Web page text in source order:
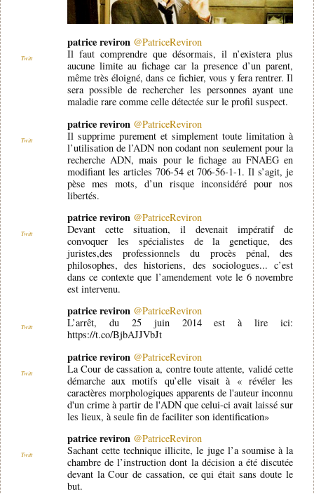
Twitt
patrice reviron @PatriceReviron
Il faut comprendre que désormais, il n’existera plus
aucune limite au fichage car la presence d’un parent,
même très éloigné, dans ce fichier, vous y fera rentrer. Il
sera possible de rechercher les personnes ayant une
maladie rare comme celle détectée sur le profil suspect.
Twitt
patrice reviron @PatriceReviron
Il supprime purement et simplement toute limitation à
l’utilisation de l’ADN non codant non seulement pour la
recherche ADN, mais pour le fichage au FNAEG en
modifiant les articles 706-54 et 706-56-1-1. Il s’agit, je
pèse mes mots, d’un risque inconsidéré pour nos
libertés.
Twitt
patrice reviron @PatriceReviron
Devant cette situation, il devenait impératif de
convoquer les spécialistes de la genetique, des
juristes,des professionnels du procès pénal, des
philosophes, des historiens, des sociologues... c’est
dans ce contexte que l’amendement vote le 6 novembre
est intervenu.
Twitt
patrice reviron @PatriceReviron
L’arrêt, du 25 juin 2014 est à lire ici:
https://t.co/BjbAJJVbJt
Twitt
patrice reviron @PatriceReviron
La Cour de cassation a, contre toute attente, validé cette
démarche aux motifs qu’elle visait à « révéler les
caractères morphologiques apparents de l'auteur inconnu
d'un crime à partir de l'ADN que celui-ci avait laissé sur
les lieux, à seule fin de faciliter son identification»
Twitt
patrice reviron @PatriceReviron
Sachant cette technique illicite, le juge l’a soumise à la
chambre de l’instruction dont la décision a été discutée
devant la Cour de cassation, ce qui était sans doute le
but.